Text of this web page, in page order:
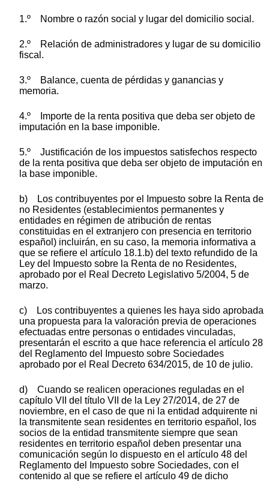
1.º Nombre o razón social y lugar del domicilio social.
2.º Relación de administradores y lugar de su domicilio
fiscal.
3.º Balance, cuenta de pérdidas y ganancias y
memoria.
4.º Importe de la renta positiva que deba ser objeto de
imputación en la base imponible.
5.º Justificación de los impuestos satisfechos respecto
de la renta positiva que deba ser objeto de imputación en
la base imponible.
b) Los contribuyentes por el Impuesto sobre la Renta de
no Residentes (establecimientos permanentes y
entidades en régimen de atribución de rentas
constituidas en el extranjero con presencia en territorio
español) incluirán, en su caso, la memoria informativa a
que se refiere el artículo 18.1.b) del texto refundido de la
Ley del Impuesto sobre la Renta de no Residentes,
aprobado por el Real Decreto Legislativo 5/2004, 5 de
marzo.
c) Los contribuyentes a quienes les haya sido aprobada
una propuesta para la valoración previa de operaciones
efectuadas entre personas o entidades vinculadas,
presentarán el escrito a que hace referencia el artículo 28
del Reglamento del Impuesto sobre Sociedades
aprobado por el Real Decreto 634/2015, de 10 de julio.
d) Cuando se realicen operaciones reguladas en el
capítulo VII del título VII de la Ley 27/2014, de 27 de
noviembre, en el caso de que ni la entidad adquirente ni
la transmitente sean residentes en territorio español, los
socios de la entidad transmitente siempre que sean
residentes en territorio español deben presentar una
comunicación según lo dispuesto en el artículo 48 del
Reglamento del Impuesto sobre Sociedades, con el
contenido al que se refiere el artículo 49 de dicho